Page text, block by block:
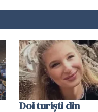
Doi turiști din